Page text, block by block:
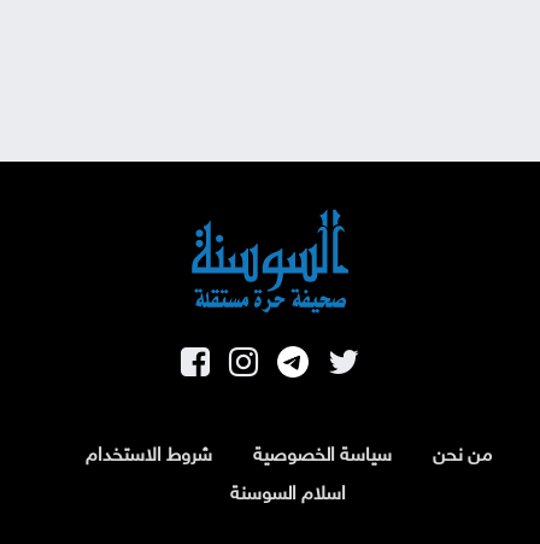
من نحن سياسة الخصوصية
شروط الاستخدام
اسلام السوسنة